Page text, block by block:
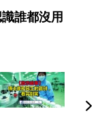
誰都沒用